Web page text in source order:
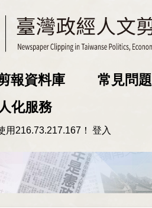
報資料庫 常見問
化服務
用 216.73.217.167 ！ 登入